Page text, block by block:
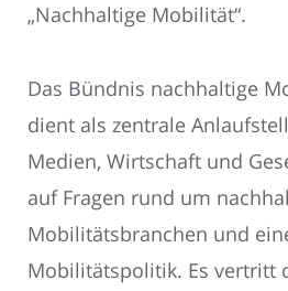
„Nachhaltige Mobilität“.
Das Bündnis nachhaltige
dient als zentrale
Medien, Wirtschaft und
auf Fragen rund um
Mobilitätsbranchen und
Mobilitätspolitik. Es vertritt